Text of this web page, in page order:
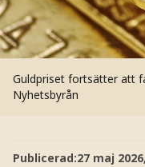
Guldpriset fortsätter att
Nyhetsbyrån
Publicerad:27 maj